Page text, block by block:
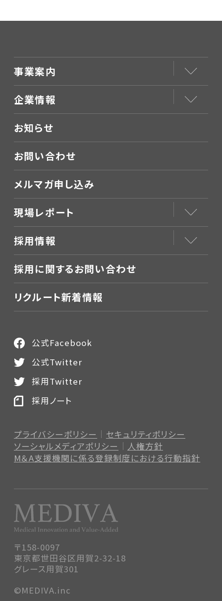
事業案内
企業情報
お知らせ
お問い合わせ
メルマガ申し込み
現場レポート
採用情報
採用に関するお問い合わせ
リクルート新着情報
〒158-0097
東京都世田谷区用賀2-32-18
グレース用賀301
プライバシーポリシー
セキュリティポリシー
ソーシャルメディアポリシー
人権方針
M＆A支援機関に係る登録制度における行動指針
公式Facebook
公式Twitter
採用Twitter
採用ノート
©MEDIVA.inc